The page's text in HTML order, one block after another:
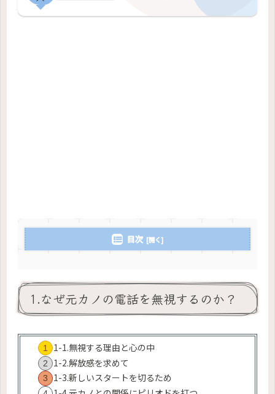
目次
1.なぜ元カノの電話を無視するのか？
1-1.無視する理由と心の中
1-2.解放感を求めて
1-3.新しいスタートを切るため